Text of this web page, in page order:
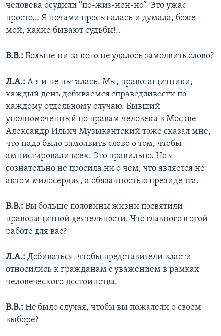
человека осудили “по-жиз-нен-но”. Это ужас
просто... Я ночами просыпалась и думала, боже
мой, какие бывают судьбы!..
В.В.: Больше ни за кого не удалось замолвить слово?
Л.А.: А я и не пыталась. Мы, правозащитники,
каждый день добиваемся справедливости по
каждому отдельному случаю. Бывший
уполномоченный по правам человека в Москве
Александр Ильич Музыкантский тоже сказал мне,
что надо было замолвить слово о том, чтобы
амнистировали всех. Это правильно. Но я
сознательно не просила ни о чем, что является не
актом милосердия, а обязанностью президента.
В.В.: Вы больше половины жизни посвятили
правозащитной деятельности. Что главного в этой
работе для вас?
Л.А.: Добиваться, чтобы представители власти
относились к гражданам с уважением в рамках
человеческого достоинства.
В.В.: Не было случая, чтобы вы пожалели о своем
выборе?